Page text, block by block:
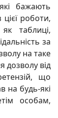
бажають
роботи,
таблиці,
за
на таке
дозволу від
що
на будь-які
особам,